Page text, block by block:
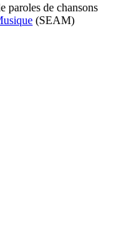
paroles de chansons
(SEAM)